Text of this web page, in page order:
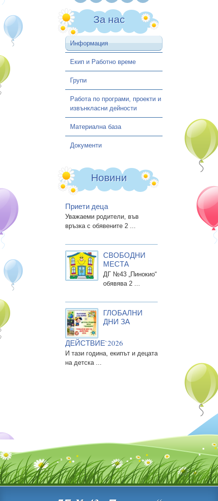
За нас
Информация
Екип и Работно време
Групи
Работа по програми, проекти и
извънкласни дейности
Материална база
Документи
Новини
Приети деца
Уважаеми родители, във
връзка с обявените 2 ...
СВОБОДНИ
МЕСТА
ДГ №43 „Пинокио“
обявява 2 ...
ГЛОБАЛНИ
ДНИ ЗА
ДЕЙСТВИЕ`2026
И тази година, екипът и децата
на детска ...